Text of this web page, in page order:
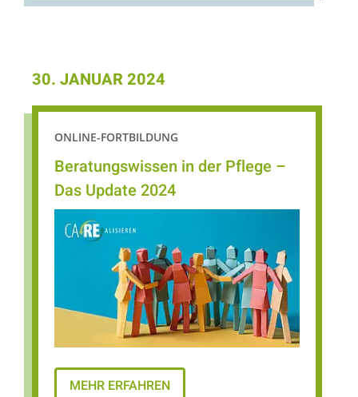
30. JANUAR 2024
ONLINE-FORTBILDUNG
Beratungswissen in der Pflege –
Das Update 2024
MEHR ERFAHREN